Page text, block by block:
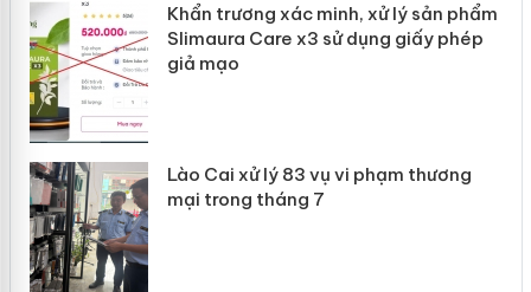
Khẩn trương xác minh, xử lý sản phẩm
Slimaura Care x3 sử dụng giấy phép
giả mạo
Lào Cai xử lý 83 vụ vi phạm thương
mại trong tháng 7